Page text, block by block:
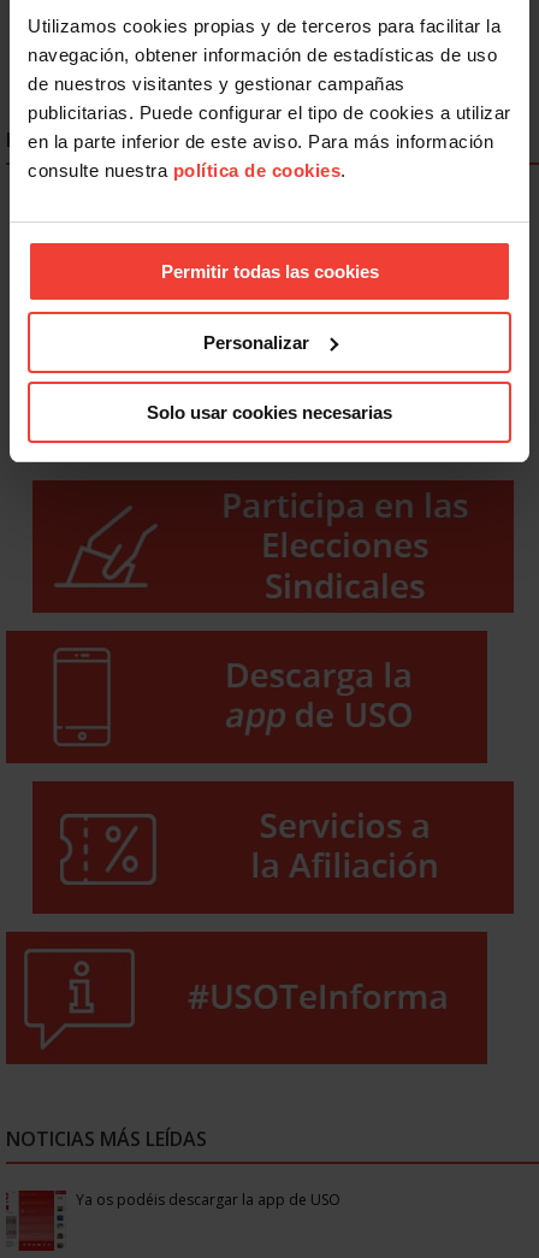
Utilizamos cookies propias y de terceros para facilitar la
navegación, obtener información de estadísticas de uso
de nuestros visitantes y gestionar campañas
publicitarias. Puede configurar el tipo de cookies a utilizar
en la parte inferior de este aviso. Para más información
consulte nuestra política de cookies.
Permitir todas las cookies
Personalizar
Solo usar cookies necesarias
ENLACES DESTACADOS
NOTICIAS MÁS LEÍDAS
Ya os podéis descargar la app de USO